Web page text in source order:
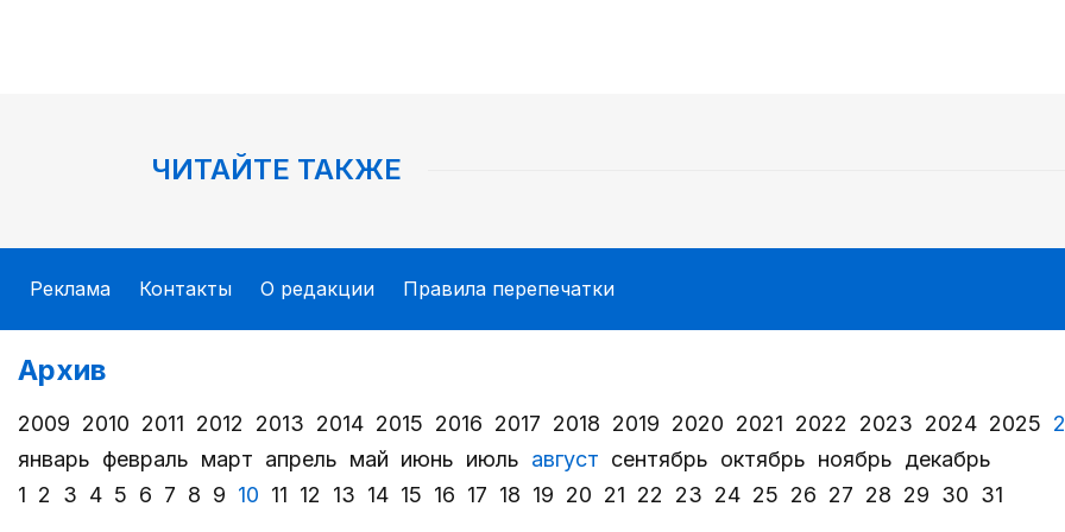
ЧИТАЙТЕ ТАКЖЕ
Реклама Контакты О редакции Правила перепечатки
Архив
2009 2010 2011 2012 2013 2014 2015 2016 2017 2018 2019 2020 2021 2022 2023 2024 2025
январь февраль март апрель май июнь июль август сентябрь октябрь ноябрь декабрь
1 2 3 4 5 6 7 8 9 10 11 12 13 14 15 16 17 18 19 20 21 22 23 24 25 26 27 28 29 30 31